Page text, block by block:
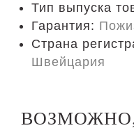
Тип выпуска
Гарантия:
Страна
Швейцария